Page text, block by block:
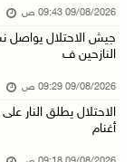
مصر: تهجير
09/آب/2026 08:11 ص
حالة الطقس: أجواء
09/آب/2026 07:50 ص
تواصل انتهاكات
09/08/2026 09:43 ص
جيش الاحتلال يواصل
النازحين ف
09/08/2026 09:29 ص
الاحتلال يطلق النار
أغنام